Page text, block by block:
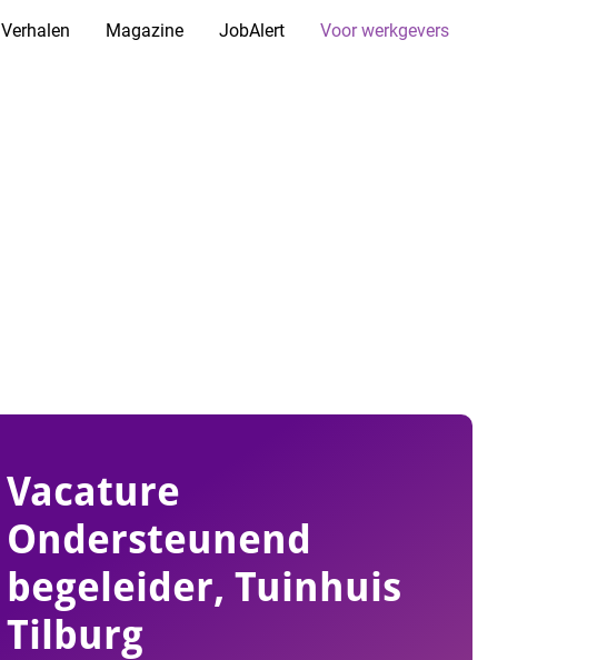
Verhalen Magazine JobAlert Voor werkgevers
Vacature
Ondersteunend
begeleider, Tuinhuis
Tilburg